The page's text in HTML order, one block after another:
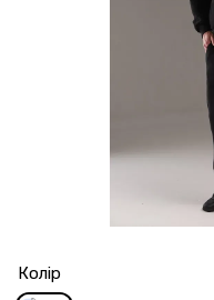
Колір